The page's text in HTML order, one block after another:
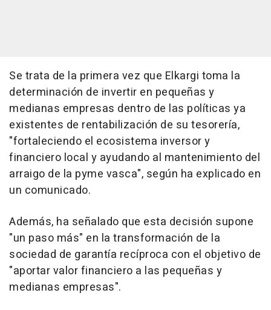
Se trata de la primera vez que Elkargi toma la
determinación de invertir en pequeñas y
medianas empresas dentro de las políticas ya
existentes de rentabilización de su tesorería,
"fortaleciendo el ecosistema inversor y
financiero local y ayudando al mantenimiento del
arraigo de la pyme vasca", según ha explicado en
un comunicado.
Además, ha señalado que esta decisión supone
"un paso más" en la transformación de la
sociedad de garantía recíproca con el objetivo de
"aportar valor financiero a las pequeñas y
medianas empresas".